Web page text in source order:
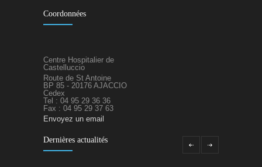
Coordonnées
Centre Hospitalier de
Castelluccio
Route de St Antoine
BP 85 - 20176 AJACCIO
Cedex
Tel : 04 95 29 36 36
Fax : 04 95 29 37 63
Envoyez un email
Dernières actualités